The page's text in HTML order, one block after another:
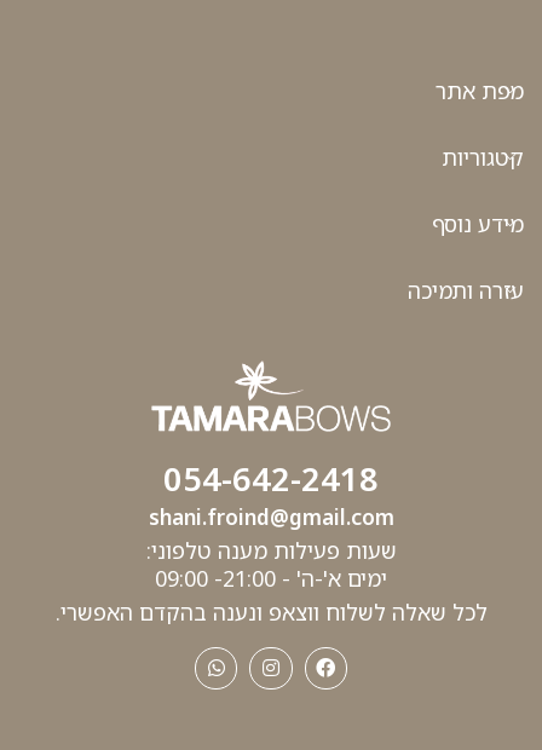
מפת אתר
קטגוריות
מידע נוסף
עזרה ותמיכה
054-642-2418
shani.froind@gmail.com
שעות פעילות מענה טלפוני:
ימים א'-ה' - 21:00- 09:00
לכל שאלה לשלוח ווצאפ ונענה בהקדם האפשרי.